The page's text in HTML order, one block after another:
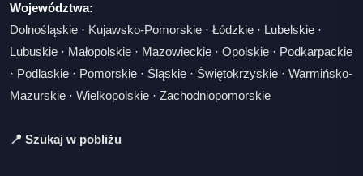
Województwa:
Dolnośląskie · Kujawsko-Pomorskie · Łódzkie · Lubelskie ·
Lubuskie · Małopolskie · Mazowieckie · Opolskie · Podkarpackie
· Podlaskie · Pomorskie · Śląskie · Świętokrzyskie · Warmińsko-
Mazurskie · Wielkopolskie · Zachodniopomorskie
📍 Szukaj w pobliżu